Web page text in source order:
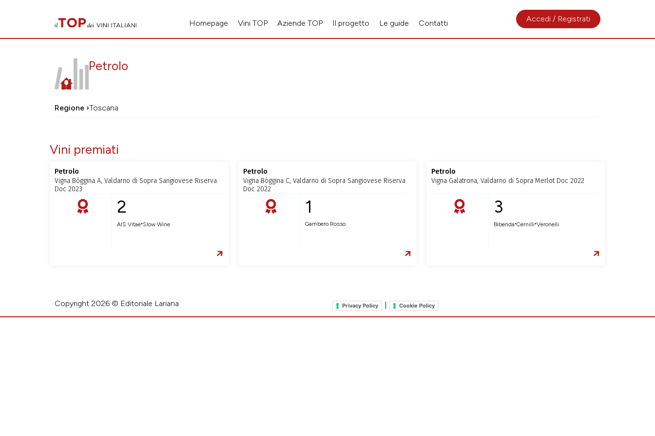
Homepage Vini TOP Aziende TOP Il progetto Le guide Contatti Accedi / Registrati
Petrolo
Regione ›Toscana
Vini premiati
Petrolo
Vigna Bòggina A, Valdarno di Sopra Sangiovese Riserva
Doc 2023
2
AIS Vitae•Slow Wine
Petrolo
Vigna Bòggina C, Valdarno di Sopra Sangiovese Riserva
Doc 2022
1
Gambero Rosso
Petrolo
Vigna Galatrona, Valdarno di Sopra Merlot Doc 2022
3
Bibenda•Cernilli•Veronelli
Copyright 2026 © Editoriale Lariana Privacy Policy Cookie Policy